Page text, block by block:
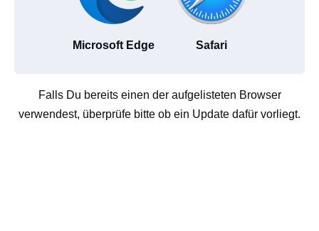
Microsoft Edge Safari
Falls Du bereits einen der aufgelisteten Browser
verwendest, überprüfe bitte ob ein Update dafür vorliegt.